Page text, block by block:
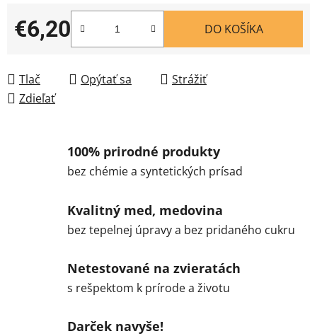
€6,20
Jednotková cena:
DO KOŠÍKA
Tlač Opýtať sa
Strážiť
Zdieľať
100% prirodné produkty
bez chémie a syntetických prísad
Kvalitný med, medovina
bez tepelnej úpravy a bez pridaného cukru
Netestované na zvieratách
s rešpektom k prírode a životu
Darček navyše!